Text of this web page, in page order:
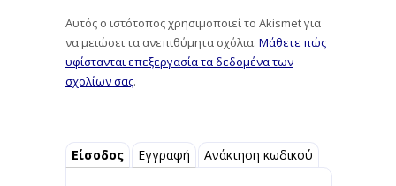
Αυτός ο ιστότοπος χρησιμοποιεί το Akismet για
να μειώσει τα ανεπιθύμητα σχόλια. Μάθετε πώς
υφίστανται επεξεργασία τα δεδομένα των
σχολίων σας.
Είσοδος Εγγραφή Ανάκτηση κωδικού